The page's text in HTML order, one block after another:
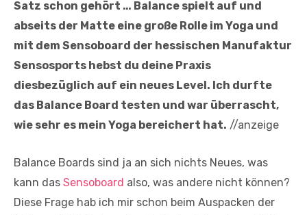
Satz schon gehört … Balance spielt auf und
abseits der Matte eine große Rolle im Yoga und
mit dem Sensoboard der hessischen Manufaktur
Sensosports hebst du deine Praxis
diesbezüglich auf ein neues Level. Ich durfte
das Balance Board testen und war überrascht,
wie sehr es mein Yoga bereichert hat. //anzeige
Balance Boards sind ja an sich nichts Neues, was
kann das Sensoboard also, was andere nicht können?
Diese Frage hab ich mir schon beim Auspacken der